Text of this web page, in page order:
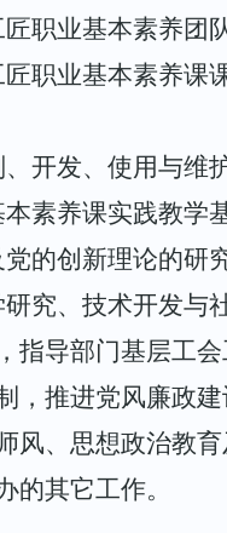
匠职业基本素养团
匠职业基本素养课
开发、使用与维
素养课实践教学
的创新理论的研
究、技术开发与
指导部门基层工会
，推进党风廉政建
风、思想政治教
的其它工作。